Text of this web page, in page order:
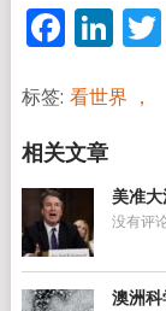
标签: 看世界 ，
美准
没有评
澳洲